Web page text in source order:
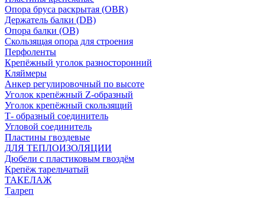
Опора бруса раскрытая (OBR)
Держатель балки (DB)
Опора балки (ОВ)
Скользящая опора для строения
Перфоленты
Крепёжный уголок разносторонний
Кляймеры
Анкер регулировочный по высоте
Уголок крепёжный Z-образный
Уголок крепёжный скользящий
Т- образный соединитель
Угловой соединитель
Пластины гвоздевые
ДЛЯ ТЕПЛОИЗОЛЯЦИИ
Дюбели с пластиковым гвоздём
Крепёж тарельчатый
ТАКЕЛАЖ
Талреп